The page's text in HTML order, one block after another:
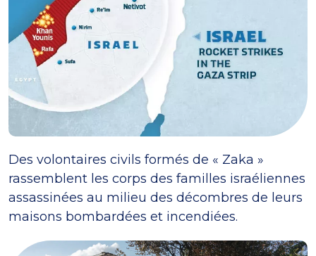
Des volontaires civils formés de « Zaka »
rassemblent les corps des familles israéliennes
assassinées au milieu des décombres de leurs
maisons bombardées et incendiées.